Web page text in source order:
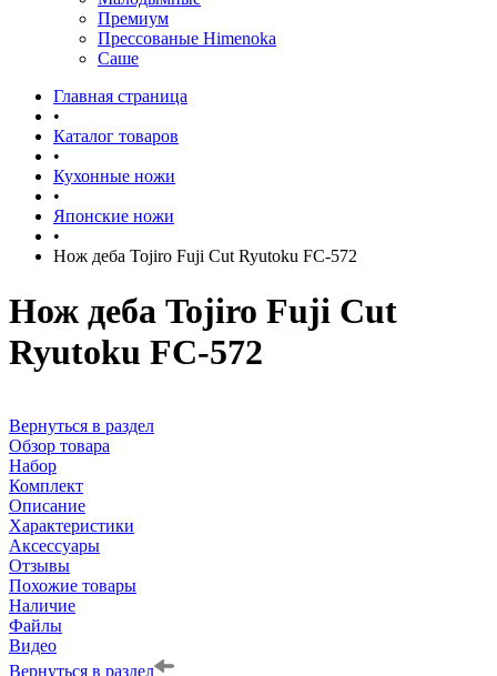
Премиум
Прессованые Himenoka
Саше
Главная страница
•
Каталог товаров
•
Кухонные ножи
•
Японские ножи
•
Нож деба Tojiro Fuji Cut Ryutoku FC-572
Нож деба Tojiro Fuji Cut
Ryutoku FC-572
Вернуться в раздел
Обзор товара
Набор
Комплект
Описание
Характеристики
Аксессуары
Отзывы
Похожие товары
Наличие
Файлы
Видео
Вернуться в раздел